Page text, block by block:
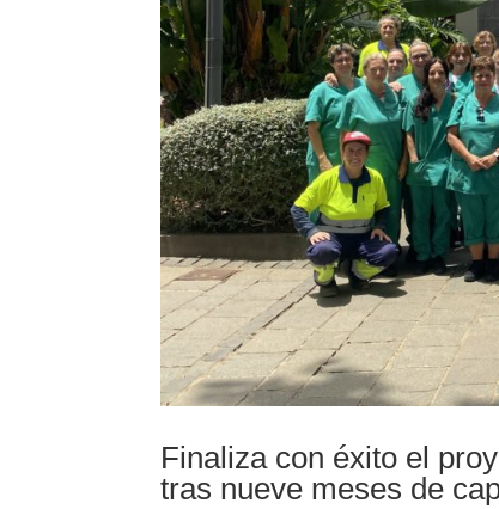
Finaliza con éxito el
tras nueve meses de